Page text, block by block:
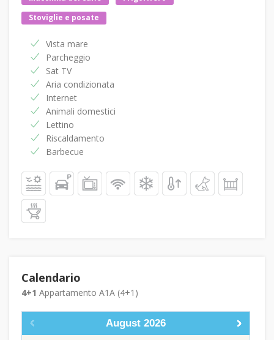
Stoviglie e posate
Vista mare
Parcheggio
Sat TV
Aria condizionata
Internet
Animali domestici
Lettino
Riscaldamento
Barbecue
Calendario
4+1 Appartamento A1A (4+1)
August 2026